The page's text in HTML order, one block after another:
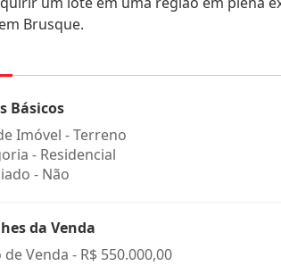
Brusque.
Básicos
Imóvel - Terreno
- Residencial
- Não
da Venda
de Venda - R$ 550.000,00